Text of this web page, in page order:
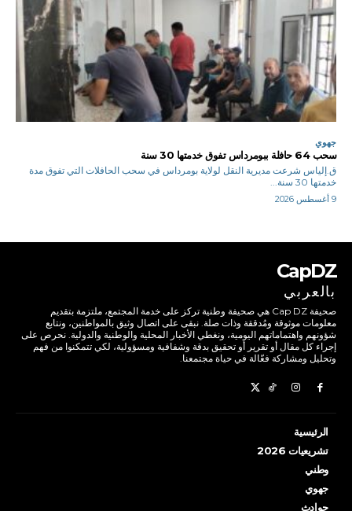
جهوي
سحب 64 حافلة ببومرداس تفوق خدمتها 30 سنة
ق.إلياس شرعت مديرية النقل لولاية بومرداس في سحب الحافلات التي تفوق مدة
خدمتها 30 سنة...
9 أغسطس 2026
CapDZ
بالعربي
صحيفة Cap DZ هي صحيفة وطنية تركز على خدمة المجتمع، ملتزمة بتقديم
معلومات موثوقة ومُدققة وذات صلة. نبقى على اتصال وثيق بالمواطنين، ونتابع
شؤونهم واهتماماتهم اليومية، ونغطي الأخبار المحلية والوطنية والدولية. نحرص على
إجراء كل مقال أو تقرير أو تحقيق بدقة وشفافية ومسؤولية، لكي تتمكنوا من فهم
وتحليل ومشاركة فعّالة في حياة مجتمعنا.
الرئيسية
تشريعيات 2026
وطني
جهوي
حوادث